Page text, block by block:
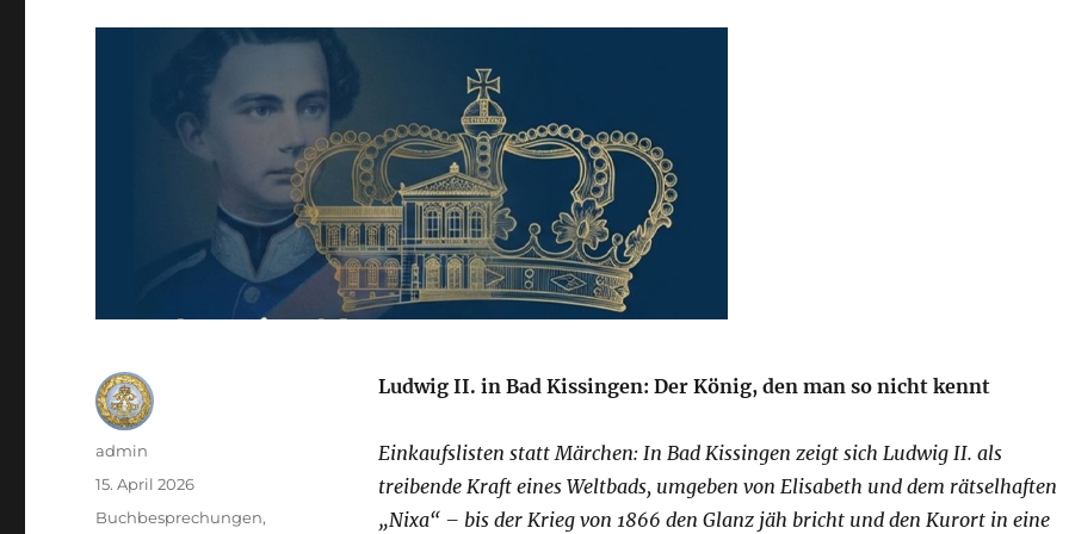
st
Ludwig II. in Bad Kissingen: Der König, den man so nicht kennt
Einkaufslisten statt Märchen: In Bad Kissingen zeigt sich Ludwig II. als
treibende Kraft eines Weltbads, umgeben von Elisabeth und dem rätselhaften
„Nixa“ – bis der Krieg von 1866 den Glanz jäh bricht und den Kurort in eine
Autor
admin
Veröffentlicht
15. April 2026
Kategorien
Buchbesprechungen,